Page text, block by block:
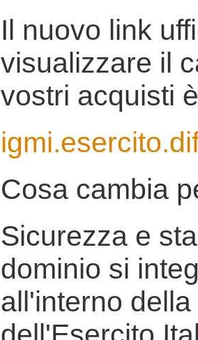
Il nuovo link
visualizzare il
vostri acquisti
Cosa cambia
Sicurezza e
dominio si
all'interno